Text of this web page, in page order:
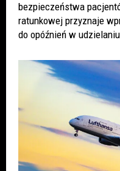
bezpieczeństwa
ratunkowej przyznaje
do opóźnień w